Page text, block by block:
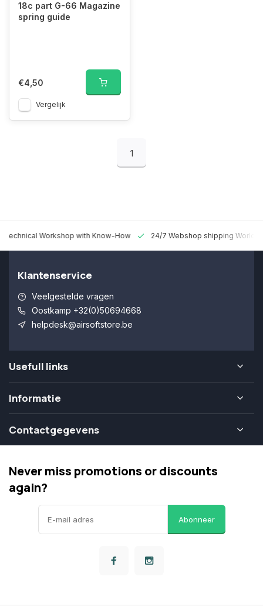
18c part G-66 Magazine
spring guide
€4,50
Vergelijk
1
Technical Workshop with Know-How 24/7 Webshop shipping
Klantenservice
Veelgestelde vragen
Oostkamp +32(0)50694668
helpdesk@airsoftstore.be
Usefull links
Informatie
Contactgegevens
Never miss promotions or discounts
again?
Abonneer